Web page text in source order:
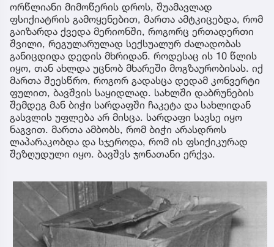
ორწლიანი მიმოწერის დროს, შუამავლად
ფსიქიატრის გამოყენებით, მართა ამტკიცებდა, რომ
გაიზარდა ქვედა მერიონში, როგორც ერთადერთი
შვილი, რეგულარულად სექსუალურ ძალადობას
განიცდიდა დედის მხრიდან. როდესაც ის 10 წლის
იყო, თან ახლდა უცნობ მხარეში მოგზაურობისას. იქ
მართა შეესწრო, როგორ გადასცა დედამ კონვერტი
ფულით, ბავშვის საყიდლად. სახლში დაბრუნების
შემდეგ მან ბიჭი სარდაფში ჩაკეტა და სახლიდან
გასვლის უფლება არ მისცა. სარდაფი სავსე იყო
ნაგვით. მართა ამბობს, რომ ბიჭი არასდროს
ლაპარაკობდა და სჯეროდა, რომ ის ფსიქიკურად
შეზღუდული იყო. ბავშვს ჯონათანი ერქვა.